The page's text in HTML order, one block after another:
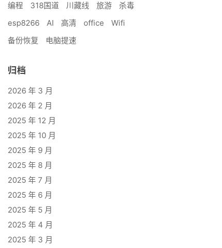
编程
318国道 川藏线 旅游
杀毒
esp8266
AI 高清 office
Wifi
备份恢复
电脑提速
归档
2026 年 3 月
2026 年 2 月
2025 年 12 月
2025 年 10 月
2025 年 9 月
2025 年 8 月
2025 年 7 月
2025 年 6 月
2025 年 5 月
2025 年 4 月
2025 年 3 月